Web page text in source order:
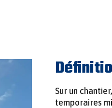
Sur un
temporaires